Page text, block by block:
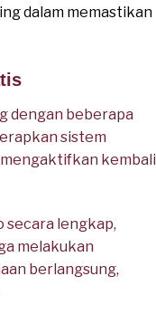
dalam memastikan
dengan beberapa
sistem
kembali
secara lengkap,
melakukan
berlangsung,